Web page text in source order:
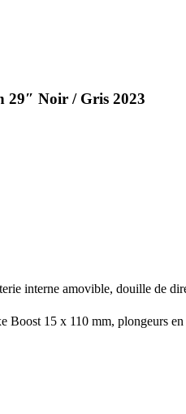
29″ Noir / Gris 2023
interne amovible, douille de
15 x 110 mm, plongeurs